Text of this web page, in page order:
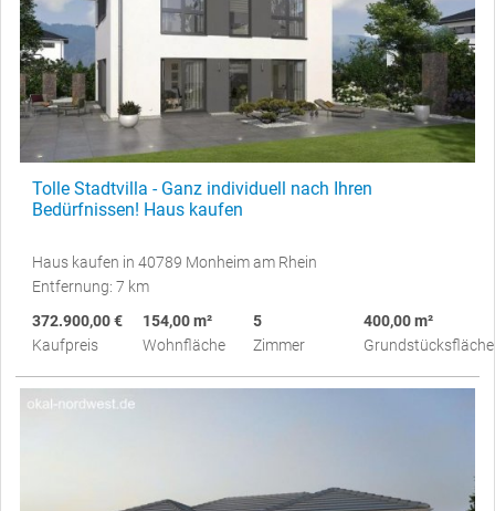
Tolle Stadtvilla - Ganz individuell nach Ihren
Bedürfnissen! Haus kaufen
Haus kaufen in 40789 Monheim am Rhein
Entfernung: 7 km
372.900,00 €
Kaufpreis
154,00 m²
Wohnfläche
5
Zimmer
400,00 m²
Grundstücksfläche